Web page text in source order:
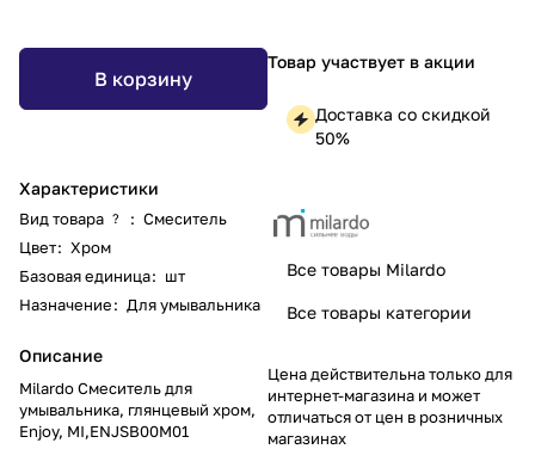
В корзину
Характеристики
Вид товара ? : Смеситель
Цвет: Хром
Базовая единица: шт
Назначение: Для умывальника
Описание
Milardo Смеситель для
умывальника, глянцевый хром,
Enjoy, MI,ENJSB00M01
Товар участвует в акции
Доставка со скидкой
50%
Все товары Milardo
Все товары категории
Цена действительна только для
интернет-магазина и может
отличаться от цен в розничных
магазинах